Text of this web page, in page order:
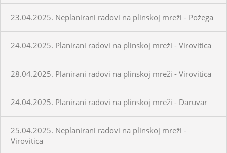
23.04.2025. Neplanirani radovi na plinskoj mreži - Požega
24.04.2025. Planirani radovi na plinskoj mreži - Virovitica
28.04.2025. Planirani radovi na plinskoj mreži - Virovitica
24.04.2025. Planirani radovi na plinskoj mreži - Daruvar
25.04.2025. Neplanirani radovi na plinskoj mreži -
Virovitica